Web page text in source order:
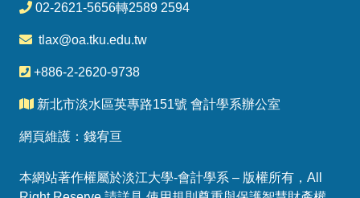
02-2621-5656轉2589 2594
tlax@oa.tku.edu.tw
+886-2-2620-9738
新北市淡水區英專路151號 會計學系辦公室
網頁維護：錢宥亘
本網站著作權屬於淡江大學-會計學系 – 版權所有，All